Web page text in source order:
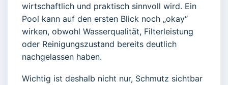
wirtschaftlich und praktisch sinnvoll wird. Ein
Pool kann auf den ersten Blick noch „okay“
wirken, obwohl Wasserqualität, Filterleistung
oder Reinigungszustand bereits deutlich
nachgelassen haben.
Wichtig ist deshalb nicht nur, Schmutz sichtbar